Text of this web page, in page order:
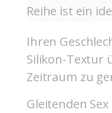
Reihe ist ein
Ihren
Silikon-Textur
Zeitraum zu
Gleitenden